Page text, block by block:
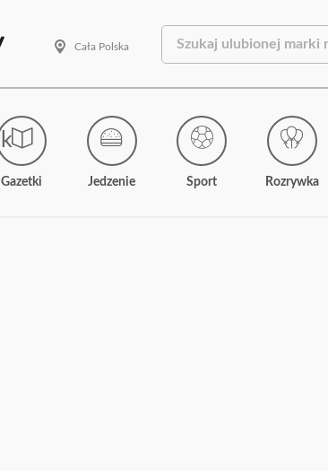
Cała Polska
Gazetki Jedzenie Sport Rozrywka